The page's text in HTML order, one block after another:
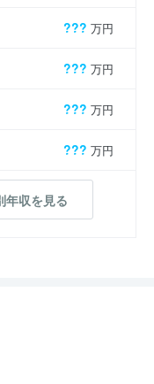
??? 万円
??? 万円
??? 万円
??? 万円
年収を見る